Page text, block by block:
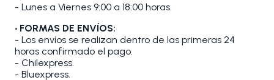
- Lunes a Viernes 9:00 a 18:00 horas.
• FORMAS DE ENVÍOS:
- Los envíos se realizan dentro de las primeras 24
horas confirmado el pago.
- Chilexpress.
- Bluexpress.